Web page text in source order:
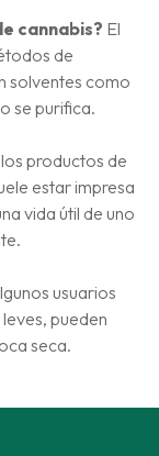
cannabis? El
de
solventes como
se purifica.
los productos de
estar impresa
vida útil de uno
usuarios
pueden
seca.